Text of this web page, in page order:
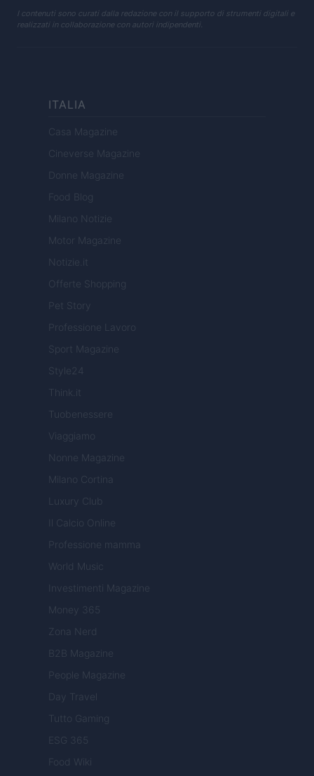
I contenuti sono curati dalla redazione con il supporto di strumenti digitali e
realizzati in collaborazione con autori indipendenti.
ITALIA
Casa Magazine
Cineverse Magazine
Donne Magazine
Food Blog
Milano Notizie
Motor Magazine
Notizie.it
Offerte Shopping
Pet Story
Professione Lavoro
Sport Magazine
Style24
Think.it
Tuobenessere
Viaggiamo
Nonne Magazine
Milano Cortina
Luxury Club
Il Calcio Online
Professione mamma
World Music
Investimenti Magazine
Money 365
Zona Nerd
B2B Magazine
People Magazine
Day Travel
Tutto Gaming
ESG 365
Food Wiki